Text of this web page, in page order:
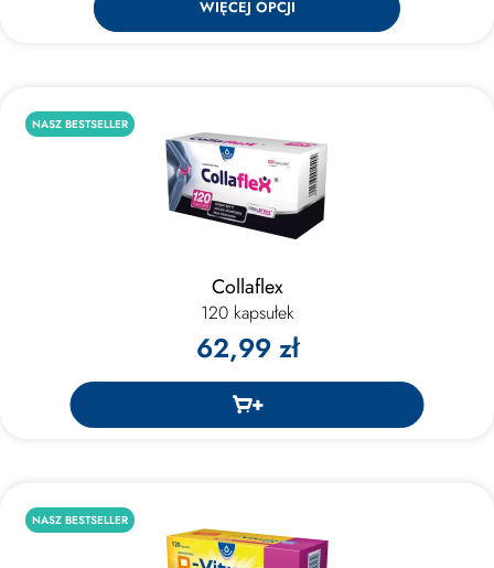
WIĘCEJ OPCJI
NASZ BESTSELLER
Collaflex
120 kapsułek
62,99 zł
NASZ BESTSELLER